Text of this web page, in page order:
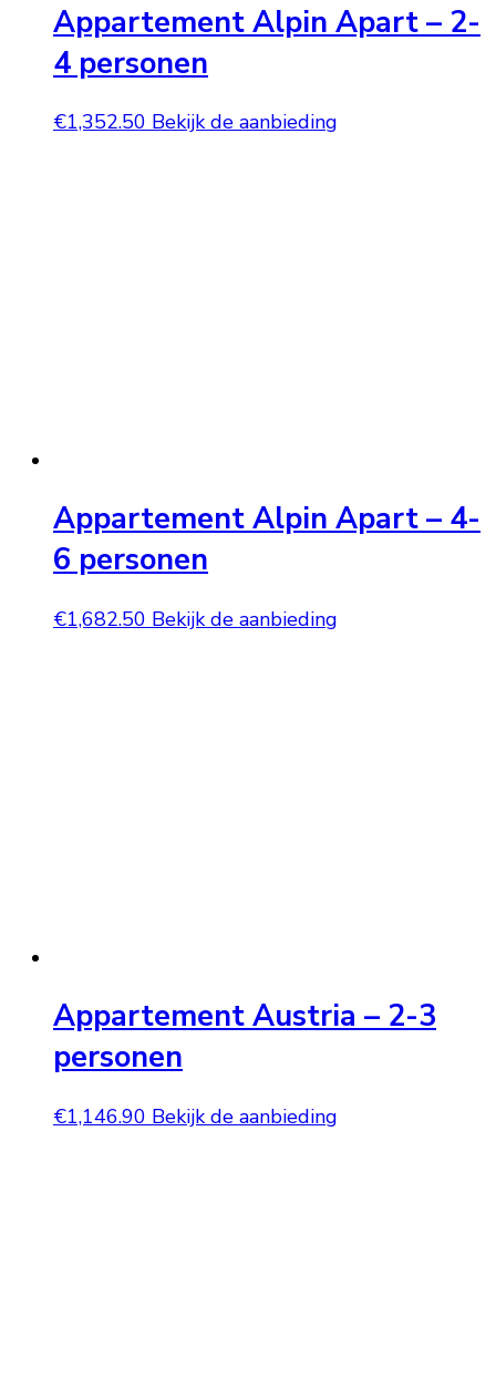
Appartement Alpin Apart – 2-
4 personen
€1,352.50 Bekijk de aanbieding
Appartement Alpin Apart – 4-
6 personen
€1,682.50 Bekijk de aanbieding
Appartement Austria – 2-3
personen
€1,146.90 Bekijk de aanbieding